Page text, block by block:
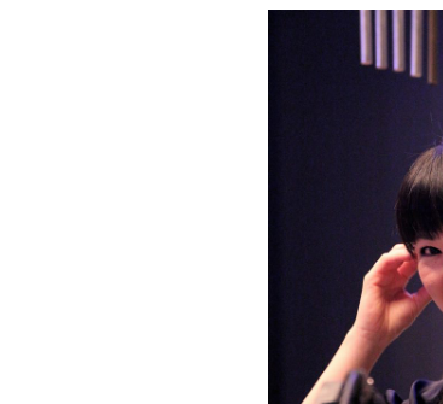
中学校のブラスバンドでサックスを
立教大学在学中よりジャンプブルー
ブ活動をはじめる。ミニアルバム２
その後、キューバ・トリニダット・
日本語をのせたオリジナル曲を演奏
して、2000年、徳間ジャパンよりデ
大学卒業後、会社づとめをしながら
ランスのミュージシャンとして活動
2005年より、日本を代表するボサノ
全国ツアーをはじめ、アジア各国へ